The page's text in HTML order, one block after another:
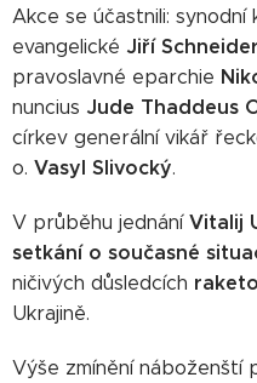
Akce se účastnili:
evangelické Jiří Schneider
pravoslavné eparchie
nuncius Jude Thaddeus
církev generální vikář
o. Vasyl Slivocký.
V průběhu jednání Vitalij
setkání o současné
ničivých důsledcích
Ukrajině.
Výše zmínění náboženští